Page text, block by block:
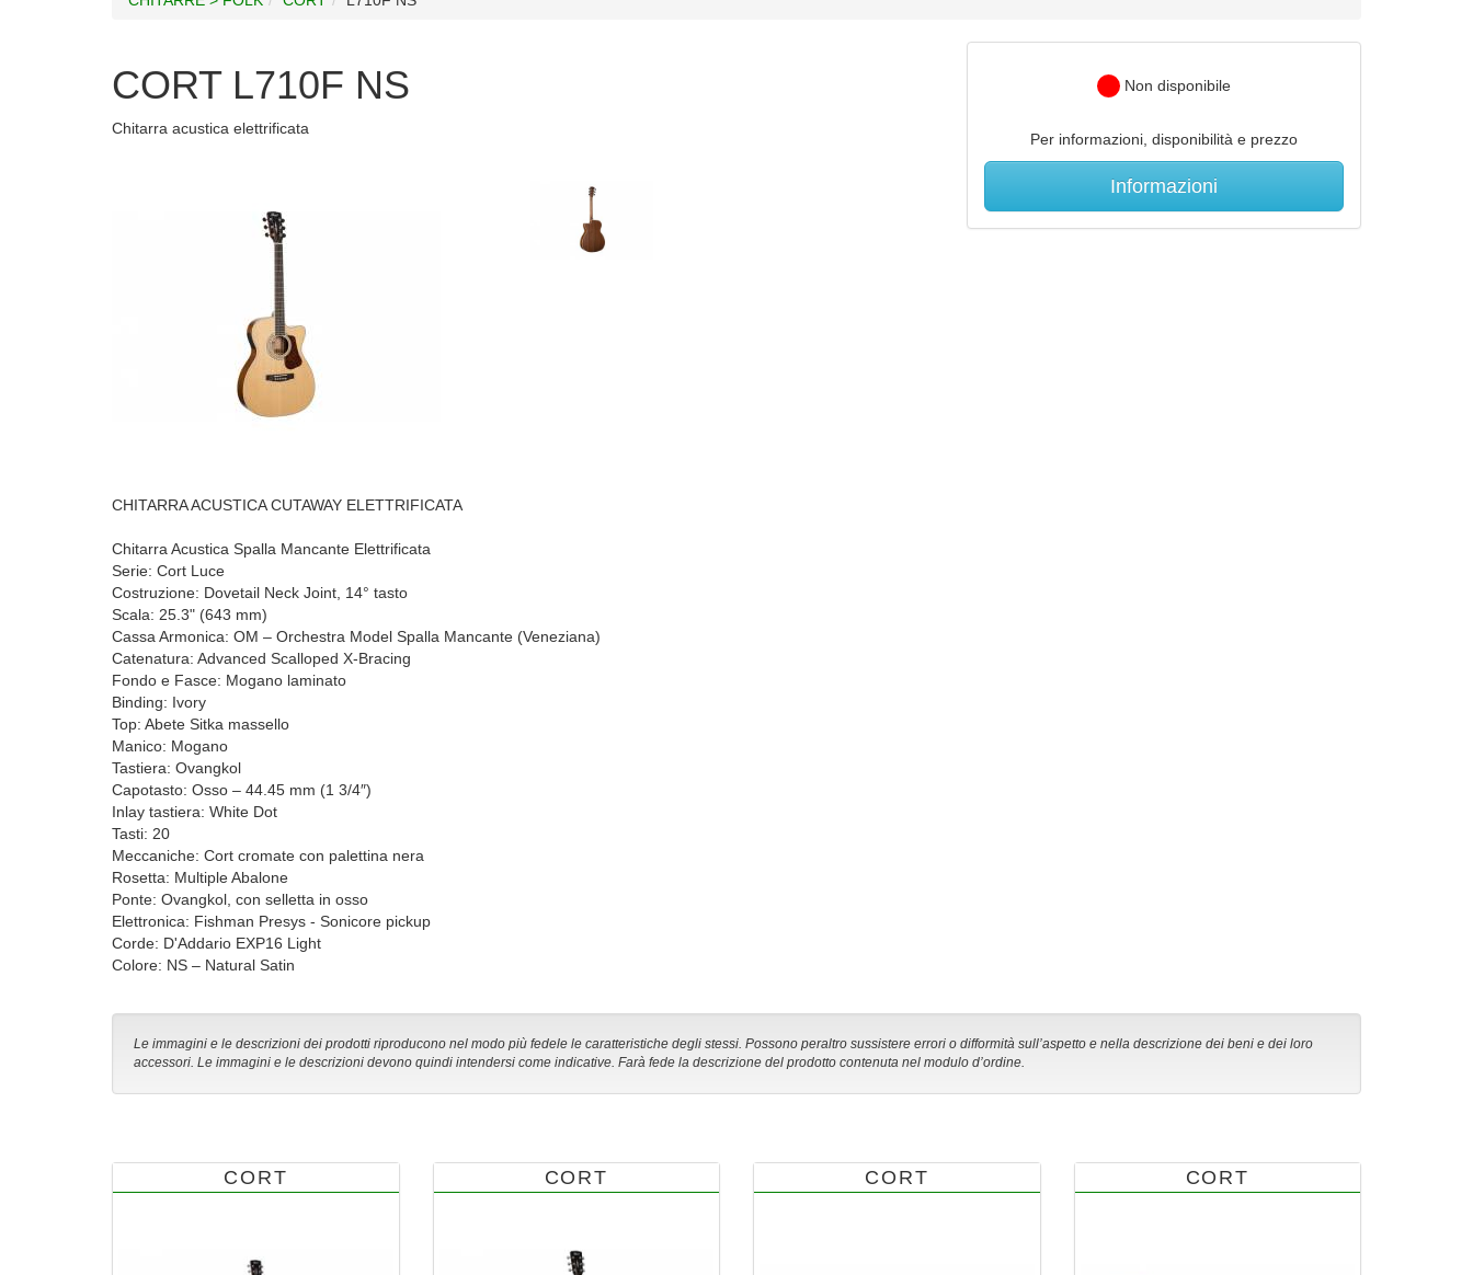
Non disponibile
Per informazioni, disponibilità e prezzo
Informazioni
CORT L710F NS
Chitarra acustica elettrificata
CHITARRA ACUSTICA CUTAWAY ELETTRIFICATA
Chitarra Acustica Spalla Mancante Elettrificata
Serie: Cort Luce
Costruzione: Dovetail Neck Joint, 14° tasto
Scala: 25.3" (643 mm)
Cassa Armonica: OM – Orchestra Model Spalla Mancante (Veneziana)
Catenatura: Advanced Scalloped X-Bracing
Fondo e Fasce: Mogano laminato
Binding: Ivory
Top: Abete Sitka massello
Manico: Mogano
Tastiera: Ovangkol
Capotasto: Osso – 44.45 mm (1 3/4″)
Inlay tastiera: White Dot
Tasti: 20
Meccaniche: Cort cromate con palettina nera
Rosetta: Multiple Abalone
Ponte: Ovangkol, con selletta in osso
Elettronica: Fishman Presys - Sonicore pickup
Corde: D'Addario EXP16 Light
Colore: NS – Natural Satin
Le immagini e le descrizioni dei prodotti riproducono nel modo più fedele le caratteristiche degli stessi. Possono peraltro sussistere errori o difformità sull’aspetto e nella descrizione dei beni e dei loro
accessori. Le immagini e le descrizioni devono quindi intendersi come indicative. Farà fede la descrizione del prodotto contenuta nel modulo d’ordine.
CORT CORT CORT CORT